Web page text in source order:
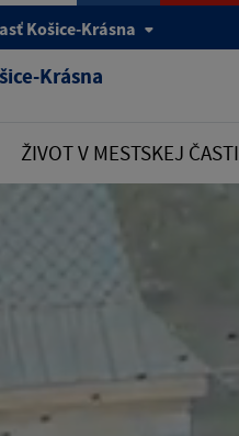
Košice-Krásna
Krásna
ŽIVOT V MESTSKEJ ČASTI